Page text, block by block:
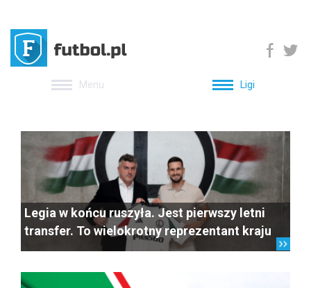
Menu Ligi
Legia w końcu ruszyła. Jest pierwszy letni
transfer. To wielokrotny reprezentant kraju